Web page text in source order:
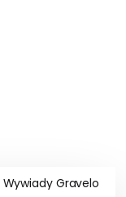
Wywiady Gravelo